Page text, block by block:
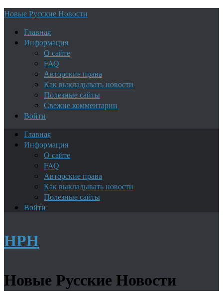
Новые Русские Новости
Главная
Информация
О сайте
FAQ
Авторские права
Как выкладывать новости
Полезные сайты
Свежие комментарии
Войти
Главная
Информация
О сайте
FAQ
Авторские права
Как выкладывать новости
Полезные сайты
Войти
НРН
Новые Русские Новости